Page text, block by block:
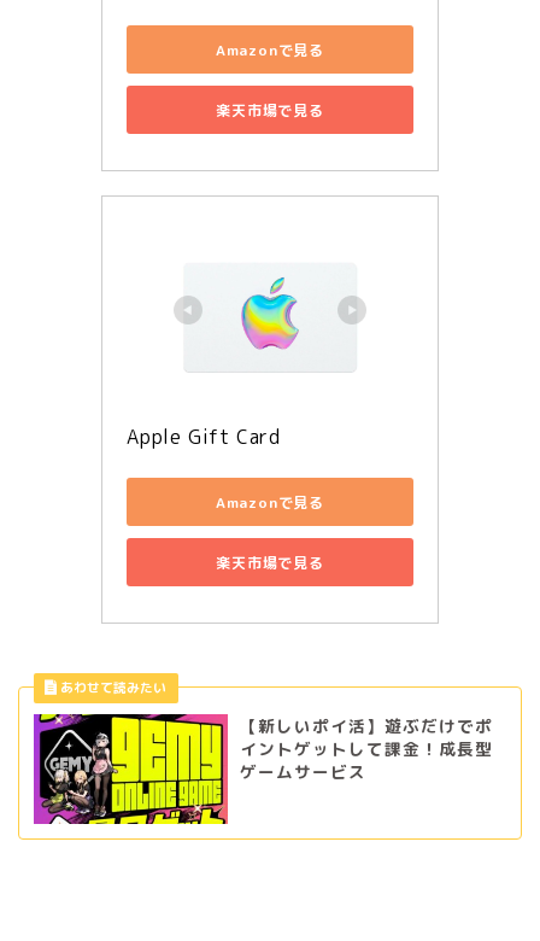
Amazonで見る
楽天市場で見る
Apple Gift Card
Amazonで見る
楽天市場で見る
【新しいポイ活】遊ぶだけでポ
イントゲットして課金！成長型
ゲームサービス